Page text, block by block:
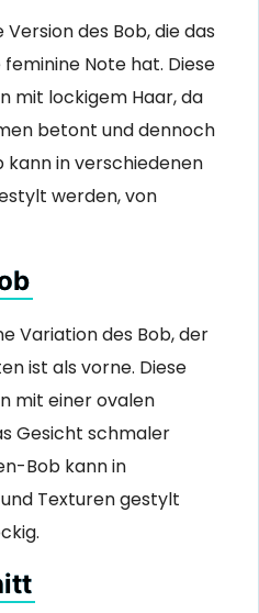
des Bob, die das
Note hat. Diese
mit lockigem Haar, da
betont und dennoch
kann in verschiedenen
werden, von
Variation des Bob, der
ist als vorne. Diese
mit einer ovalen
Gesicht schmaler
Bob kann in
Texturen gestylt